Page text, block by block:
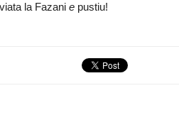
la Fazani e pustiu!